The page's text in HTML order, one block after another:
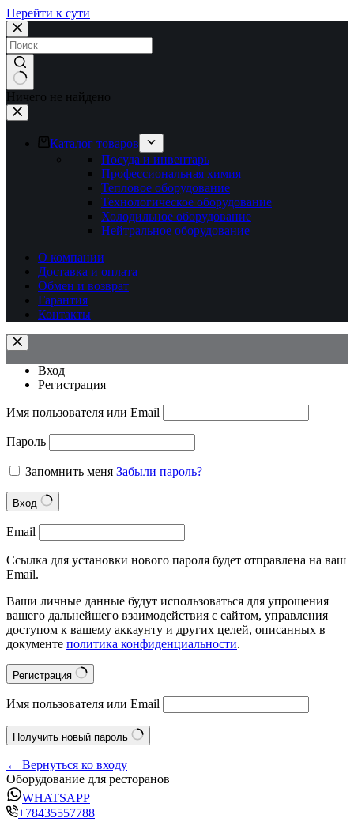
Перейти к сути
Ничего не найдено
Каталог товаров
Посуда и инвентарь
Профессиональная химия
Тепловое оборудование
Технологическое оборудование
Холодильное оборудование
Нейтральное оборудование
О компании
Доставка и оплата
Обмен и возврат
Гарантия
Контакты
Вход
Регистрация
Имя пользователя или Email
Пароль
Запомнить меня Забыли пароль?
Вход
Email
Ссылка для установки нового пароля будет отправлена на ваш
Email.
Ваши личные данные будут использоваться для упрощения
вашего дальнейшего взаимодействия с сайтом, управления
доступом к вашему аккаунту и других целей, описанных в
документе политика конфиденциальности.
Регистрация
Имя пользователя или Email
Получить новый пароль
← Вернуться ко входу
Оборудование для ресторанов
WHATSAPP
+78435557788